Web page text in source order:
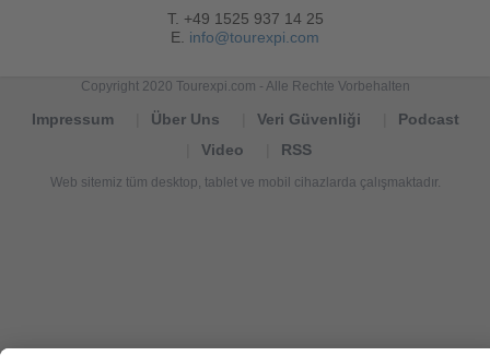
T. +49 1525 937 14 25
E. info@tourexpi.com
Copyright 2020 Tourexpi.com - Alle Rechte Vorbehalten
Impressum Über Uns Veri Güvenliği
Podcast
Video
RSS
Web sitemiz tüm desktop, tablet ve mobil cihazlarda çalışmaktadır.